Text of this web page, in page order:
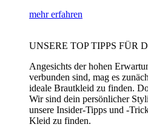
mehr erfahren
UNSERE TOP TIPPS FÜR
Angesichts der hohen
verbunden sind, mag es
ideale Brautkleid zu finden.
Wir sind dein persönlicher
unsere Insider-Tipps und -
Kleid zu finden.